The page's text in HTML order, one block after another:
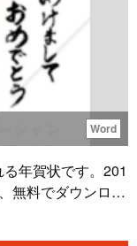
Word
年賀状です。201
無料でダウンロー
のまま印刷でき